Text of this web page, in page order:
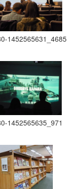
1452565631_4685
1452565635_971